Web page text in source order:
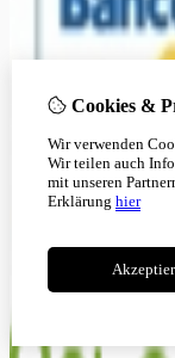
Cookies &
Wir verwenden
Wir teilen auch
mit unseren
Erklärung hier